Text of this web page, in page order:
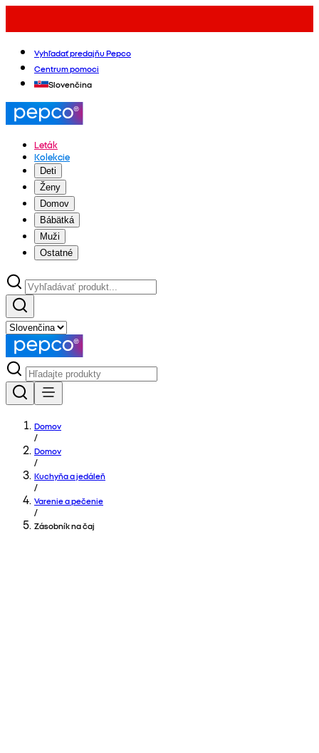
Vyhľadať predajňu Pepco
Centrum pomoci
Slovenčina
Leták
Kolekcie
Deti
Ženy
Domov
Bábätká
Muži
Ostatné
Domov
/
Domov
/
Kuchyňa a jedáleň
/
Varenie a pečenie
/
Zásobník na čaj